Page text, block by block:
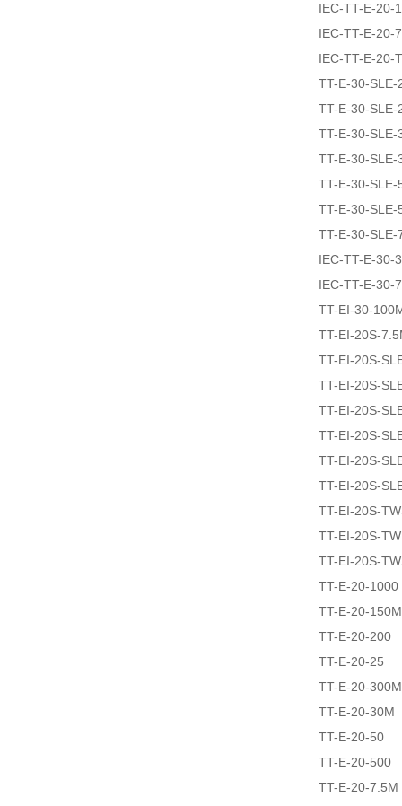
IEC-TT-E-20-
IEC-TT-E-20-
IEC-TT-E-20-
TT-E-30-SLE-
TT-E-30-SLE-
TT-E-30-SLE-
TT-E-30-SLE-
TT-E-30-SLE-
TT-E-30-SLE-
TT-E-30-SLE-
IEC-TT-E-30-
IEC-TT-E-30-
TT-EI-30-
TT-EI-20S-
TT-EI-20S-
TT-EI-20S-
TT-EI-20S-
TT-EI-20S-
TT-EI-20S-
TT-EI-20S-
TT-EI-20S-
TT-EI-20S-
TT-EI-20S-
TT-E-20-1000
TT-E-20-150M
TT-E-20-200
TT-E-20-25
TT-E-20-300M
TT-E-20-30M
TT-E-20-50
TT-E-20-500
TT-E-20-7.5M